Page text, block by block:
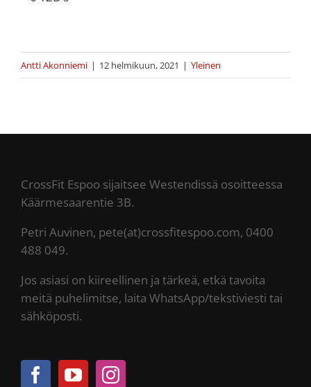
Antti Akonniemi | 12 helmikuun, 2021 | Yleinen
CrossFit Espoo sijaitsee Westendissä osoitteessa
Käärmesaarentie 3B.
Petri Auvinen, pete(at)crossfitespoo.com, 0400
488 049.
Jos asiasi on kiireellinen ja tärkeä, etkä tavoita
meitä puhelimitse, laita WhatsApp/tekstiviesti tai
sähköposti.